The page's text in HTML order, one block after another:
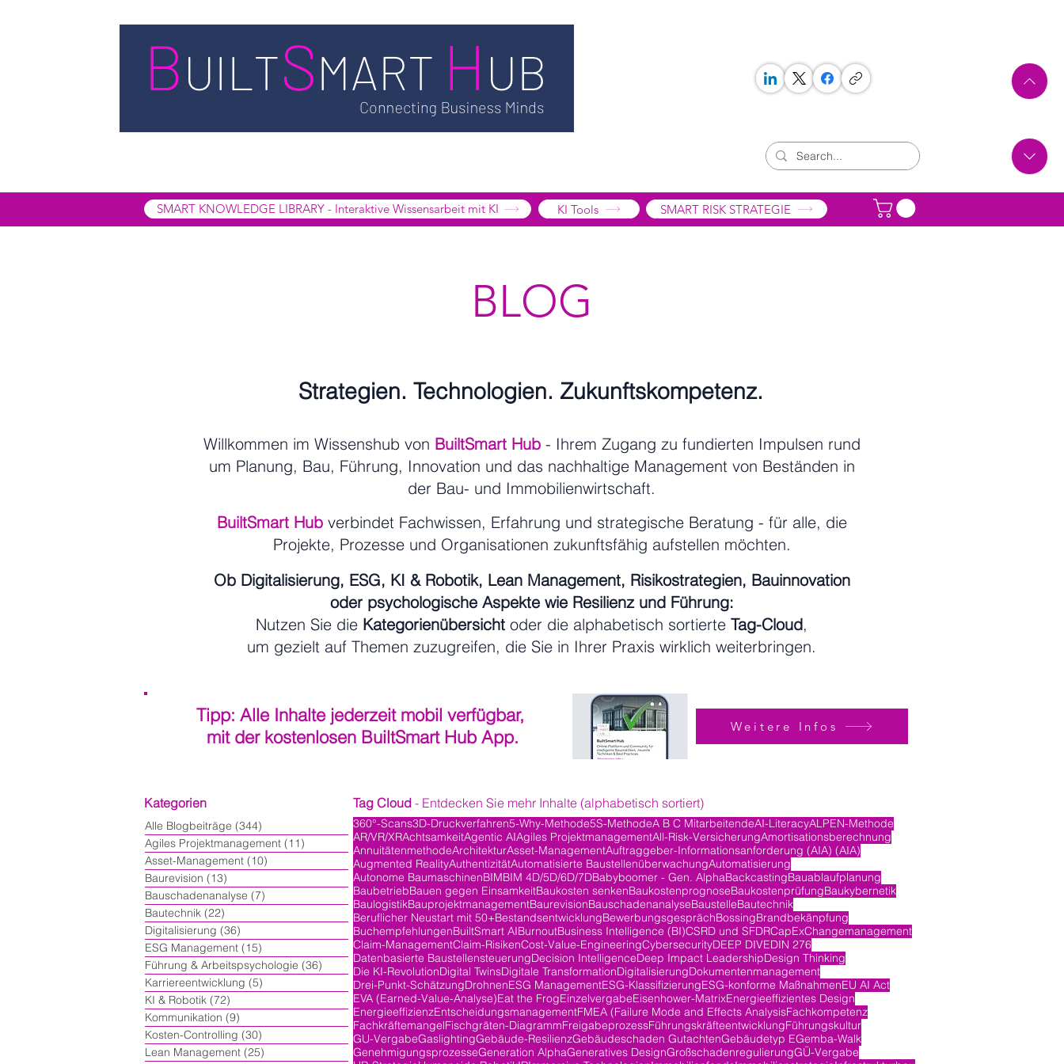
SMART KNOWLEDGE LIBRARY - Interaktive Wissensarbeit mit KI KI Tools SMART RISK STRATEGIE
BLOG
Strategien. Technologien. Zukunftskompetenz.
Willkommen im Wissenshub von BuiltSmart Hub- Ihrem Zugang zu fundierten Impulsen rund
um Planung, Bau, Führung, Innovation und das nachhaltige Management von Beständen in
der Bau- und Immobilienwirtschaft.
BuiltSmart Hubverbindet Fachwissen, Erfahrung und strategische Beratung - für alle, die
Projekte, Prozesse und Organisationen zukunftsfähig aufstellen möchten.
Ob Digitalisierung, ESG, KI & Robotik, Lean Management, Risikostrategien, Bauinnovation
oder psychologische Aspekte wie Resilienz und Führung:
Nutzen Sie die Kategorienübersicht oder die alphabetisch sortierte Tag-Cloud,
um gezielt auf Themen zuzugreifen, die Sie in Ihrer Praxis wirklich weiterbringen.
Tipp: Alle Inhalte jederzeit mobil verfügbar,
mit der kostenlosen BuiltSmart Hub App.
Weitere Infos
Kategorien
Alle Blogbeiträge (344)
Agiles Projektmanagement (11) 11 Beiträge
Asset-Management (10)
Baurevision (13)
Bauschadenanalyse (7)
Bautechnik (22)
Digitalisierung (36)
ESG Management (15)
Führung & Arbeitspsychologie (36) 36 Beiträge
Karriereentwicklung (5)
KI & Robotik (72)
Kommunikation (9)
Kosten-Controlling (30)
Lean Management (25)
Tag Cloud - Entdecken Sie mehr Inhalte (alphabetisch sortiert)
360°-Scans3D-Druckverfahren5-Why-Methode5S-MethodeA B C MitarbeitendeAI-LiteracyALPEN-Methode
AR/VR/XRAchtsamkeitAgentic AIAgiles ProjektmanagementAll-Risk-VersicherungAmortisationsberechnung
AnnuitätenmethodeArchitekturAsset-ManagementAuftraggeber-Informationsanforderung (AIA) (AIA)
Augmented RealityAuthentizitätAutomatisierte BaustellenüberwachungAutomatisierung
Autonome BaumaschinenBIMBIM 4D/5D/6D/7DBabyboomer - Gen. AlphaBackcastingBauablaufplanung
BaubetriebBauen gegen EinsamkeitBaukosten senkenBaukostenprognoseBaukostenprüfungBaukybernetik
BaulogistikBauprojektmanagementBaurevisionBauschadenanalyseBaustelleBautechnik
Beruflicher Neustart mit 50+BestandsentwicklungBewerbungsgesprächBossingBrandbekänpfung
BuchempfehlungenBuiltSmart AIBurnoutBusiness Intelligence (BI)CSRD und SFDRCapExChangemanagement
Claim-ManagementClaim-RisikenCost-Value-EngineeringCybersecurityDEEP DIVEDIN 276
Datenbasierte BaustellensteuerungDecision IntelligenceDeep Impact LeadershipDesign Thinking
Die KI-RevolutionDigital TwinsDigitale TransformationDigitalisierungDokumentenmanagement
Drei-Punkt-SchätzungDrohnenESG ManagementESG-KlassifizierungESG-konforme MaßnahmenEU AI Act
EVA (Earned-Value-Analyse)Eat the FrogEinzelvergabeEisenhower-MatrixEnergieeffizientes Design
EnergieeffizienzEntscheidungsmanagementFMEA (Failure Mode and Effects AnalysisFachkompetenz
FachkräftemangelFischgräten-DiagrammFreigabeprozessFührungskräfteentwicklungFührungskultur
GU-VergabeGaslightingGebäude-ResilienzGebäudeschaden GutachtenGebäudetyp EGemba-Walk
GenehmigungsprozesseGeneration AlphaGeneratives DesignGroßschadenregulierungGÜ-Vergabe